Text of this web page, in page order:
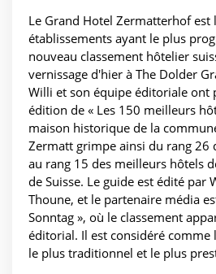
Le Grand Hotel Zermatterhof est
établissements ayant le plus
nouveau classement hôtelier
vernissage d'hier à The Dolder
Willi et son équipe éditoriale ont
édition de « Les 150 meilleurs
maison historique de la
Zermatt grimpe ainsi du rang 26
au rang 15 des meilleurs hôtels
de Suisse. Le guide est édité par
Thoune, et le partenaire média
Sonntag », où le classement
éditorial. Il est considéré comme
le plus traditionnel et le plus